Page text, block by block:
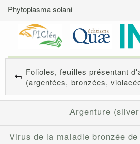
Phytoplasma solani
Folioles, feuilles présentant
(argentées, bronzées,
Argenture
Virus de la maladie bronzée